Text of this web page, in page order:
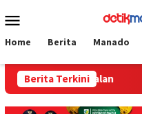
ke
Mobile
Home Berita Manado
Berita Terkini
Betonisasi Jalan